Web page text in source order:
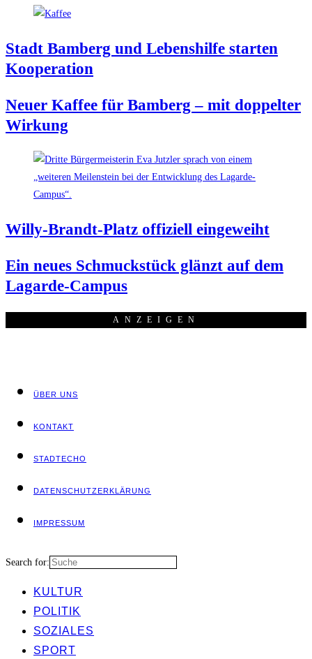
Stadt Bam­berg und Lebens­hil­fe star­ten
Kooperation
Neu­er Kaf­fee für Bam­berg – mit dop­pel­ter
Wirkung
Wil­ly-Brandt-Platz offi­zi­ell eingeweiht
Ein neu­es Schmuck­stück glänzt auf dem
Lagarde-Campus
ANZEI­GEN
ÜBER UNS
KON­TAKT
STADT­ECHO
DATEN­SCHUTZ­ER­KLÄ­RUNG
IMPRES­SUM
Search for:
KUL­TUR
POLI­TIK
SOZIA­LES
SPORT